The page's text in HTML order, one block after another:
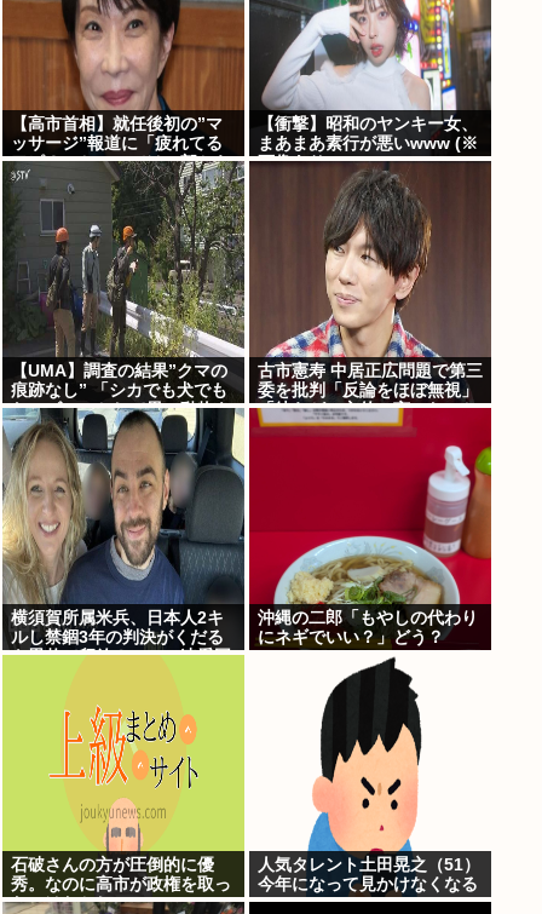
【高市首相】就任後初の”マ
ッサージ”報道に「疲れてる
アピ？」とSNSでは一部から
冷ややかな声…被災地視
察”PV動画”から続く不信
【衝撃】昭和のヤンキー女、
まあまあ素行が悪いwww (※
画像あり)
【UMA】調査の結果”クマの
痕跡なし” 「シカでも犬でも
ないゴロンとして黒い動物を
見た」 札幌市清田区
古市憲寿 中居正広問題で第三
委を批判「反論をほぼ無視」
「彼らが一方的に言ったこと
が世の中に定着してしまう」
横須賀所属米兵、日本人2キ
ルし禁錮3年の判決がくだる
も恩赦で釈放！ニュー速愛国
沖縄の二郎「もやしの代わり
にネギでいい？」どう？
石破さんの方が圧倒的に優
秀。なのに高市が政権を取っ
たのはおかしい
人気タレント土田晃之（51）
今年になって見かけなくなる